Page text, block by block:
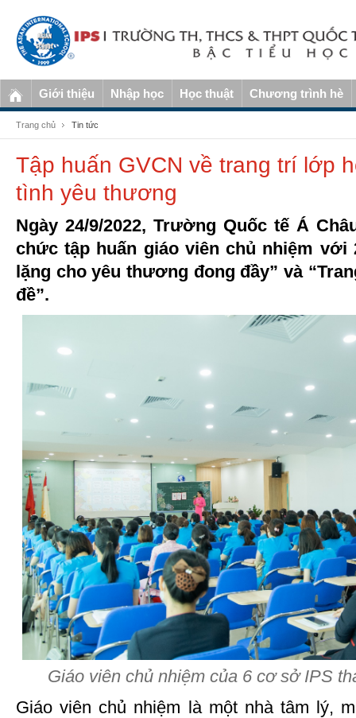
Giới thiệu Nhập học Học thuật Chương trình hè
Trang chủ Tin tức
Tập huấn GVCN về trang trí lớp
tình yêu thương
Ngày 24/9/2022, Trường Quốc tế Á
chức tập huấn giáo viên chủ nhiệm với
lặng cho yêu thương đong đầy” và
đề”.
Giáo viên chủ nhiệm của 6 cơ sở IPS
Giáo viên chủ nhiệm là một nhà tâm lý,